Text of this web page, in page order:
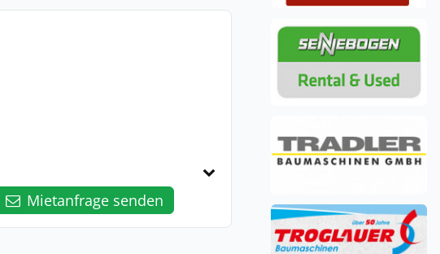
Mietanfrage senden